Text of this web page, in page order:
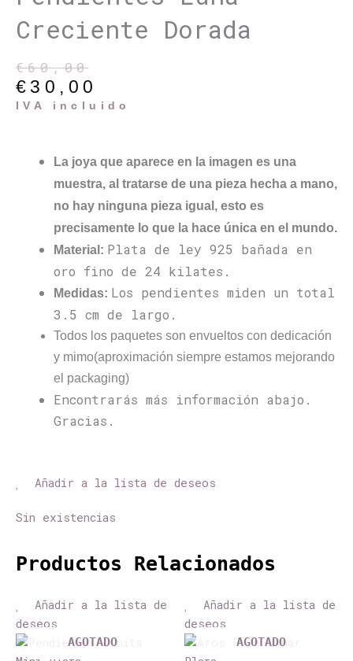
Creciente Dorada
€60,00
El
precio
original
€ 30,00
El
precio
actual
IVA incluido
La joya que aparece en la imagen es una
muestra, al tratarse de una pieza hecha a mano,
no hay ninguna pieza igual, esto es
precisamente lo que la hace única en el mundo.
Material: Plata de ley 925 bañada en
oro fino de 24 kilates.
Medidas: Los pendientes miden un total
3.5 cm de largo.
Todos los paquetes son envueltos con dedicación
y mimo(aproximación siempre estamos mejorando
el packaging)
Encontrarás más información abajo.
Gracias.
Añadir a la lista de deseos
Sin existencias
Productos Relacionados
Añadir a la lista de
deseos
AGOTADO
Añadir a la lista de
deseos
AGOTADO